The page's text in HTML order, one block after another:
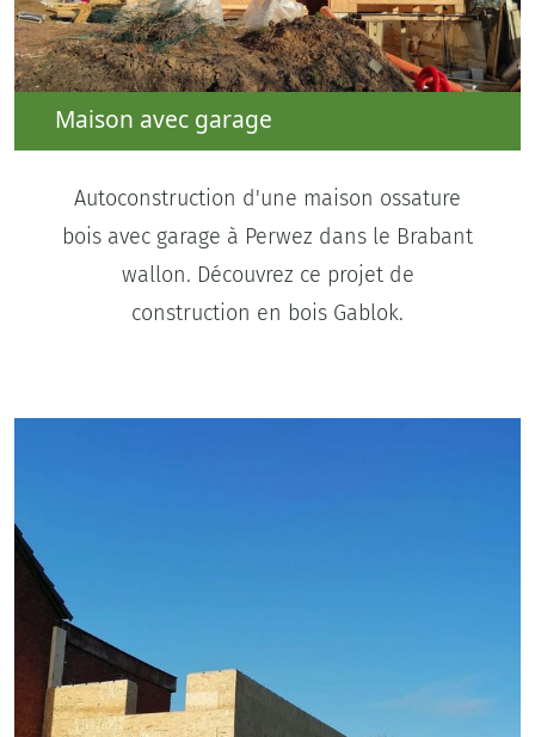
Maison avec garage
Autoconstruction d'une maison ossature
bois avec garage à Perwez dans le Brabant
wallon. Découvrez ce projet de
construction en bois Gablok.